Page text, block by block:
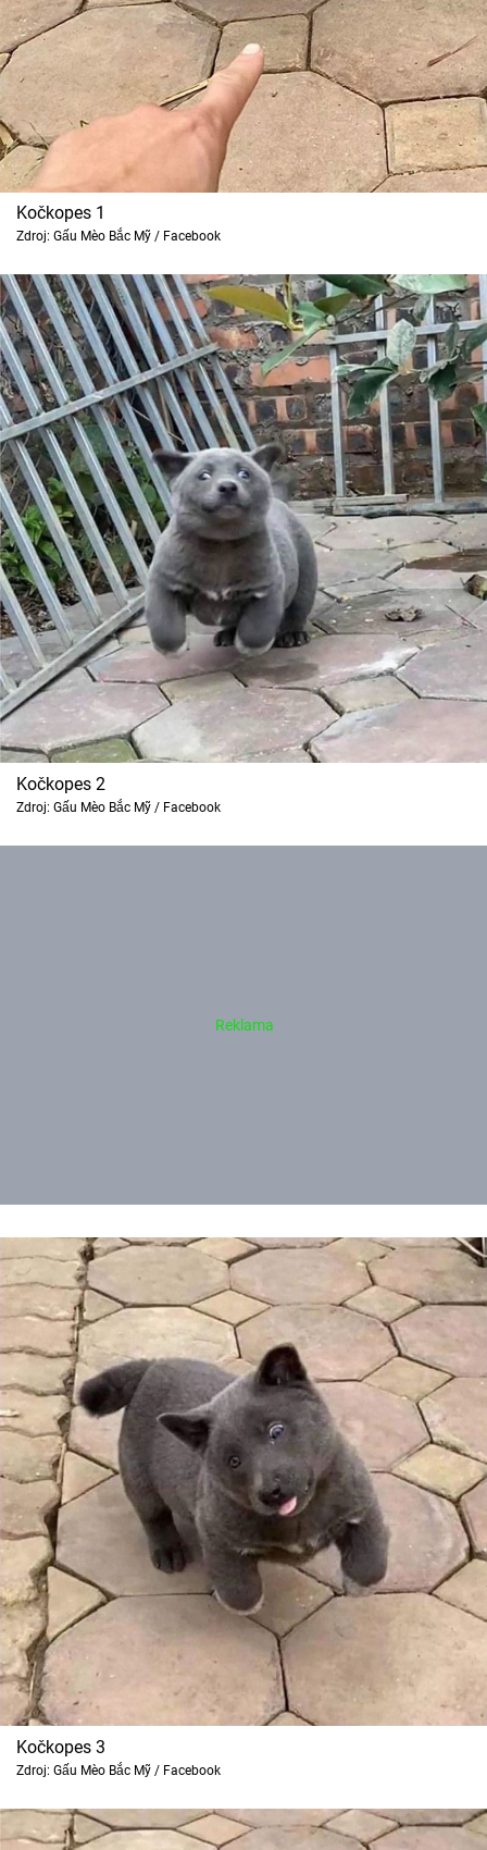
Cool Esport
Pořady
TV Program
Sledujte prima+
Sledujte nás
Kočkopes 1
Zdroj: Gấu Mèo Bắc Mỹ / Facebook
Kočkopes 2
Zdroj: Gấu Mèo Bắc Mỹ / Facebook
Kočkopes 3
Zdroj: Gấu Mèo Bắc Mỹ / Facebook